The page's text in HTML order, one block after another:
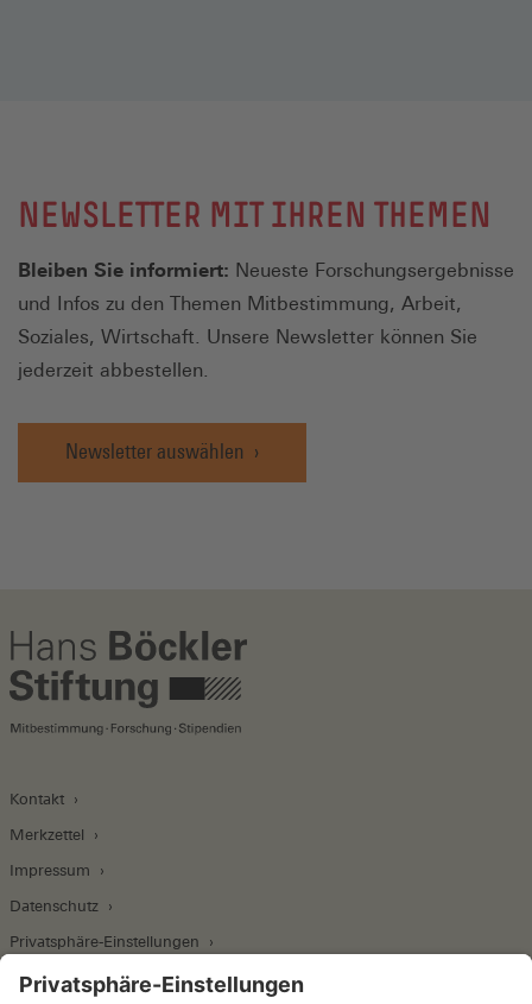
NEWSLETTER MIT IHREN THEMEN
Bleiben Sie informiert: Neueste Forschungsergebnisse
und Infos zu den Themen Mitbestimmung, Arbeit,
Soziales, Wirtschaft. Unsere Newsletter können Sie
jederzeit abbestellen.
Newsletter auswählen
Kontakt
Merkzettel
Impressum
Datenschutz
Privatsphäre-Einstellungen